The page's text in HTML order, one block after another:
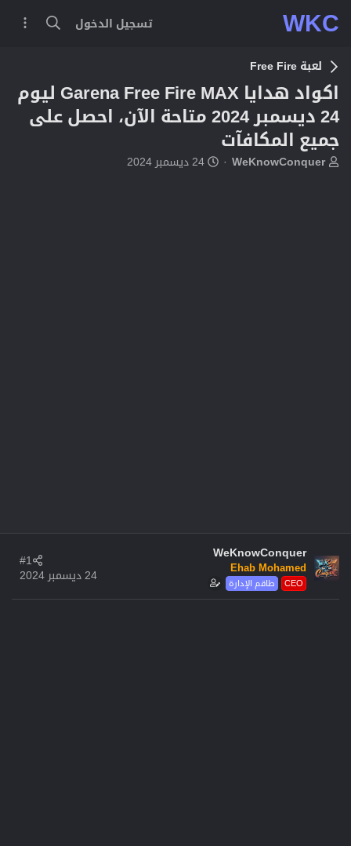
WKC تسجيل الدخول
لعبة Free Fire
اكواد هدايا Garena Free Fire MAX ليوم
24 ديسمبر 2024 متاحة الآن، احصل على
جميع المكافآت
بWeKnowConquer
ت24 ديسمبر 2024
WeKnowConquer
Ehab Mohamed
طاقم الإدارة CEO
24 ديسمبر 2024
#1